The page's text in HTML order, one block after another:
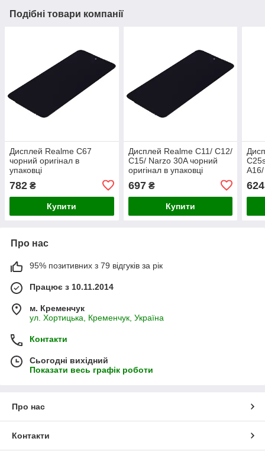
Подібні товари компанії
Дисплей Realme C67
чорний оригінал в
упаковці
782 ₴
Купити
Дисплей Realme C11/ C12/
C15/ Narzo 30A чорний
оригінал в упаковці
697₴
Купити
624
Про нас
95% позитивних з 79 відгуків за рік
Працює з 10.11.2014
м. Кременчук
ул. Хортицька, Кременчук, Україна
Контакти
Сьогодні вихідний
Показати весь графік роботи
Про нас
Контакти